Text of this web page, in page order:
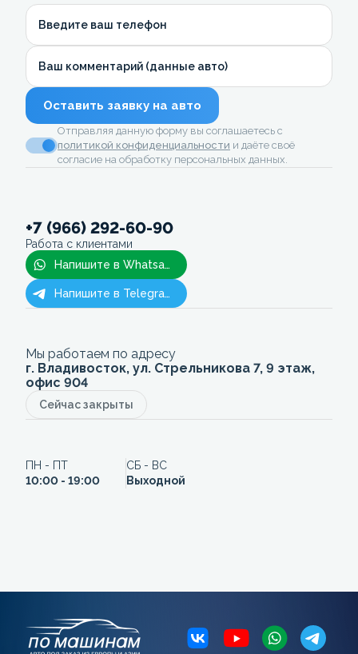
Введите ваш телефон
Ваш комментарий (данные авто)
Оставить заявку на авто
Отправляя данную форму вы соглашаетесь с
политикой конфиденциальности и даёте своё
согласие на обработку персональных данных.
+7 (966) 292-60-90
Работа с клиентами
Напишите в Whatsapp
Напишите в Telegram
Мы работаем по адресу
г. Владивосток, ул. Стрельникова 7, 9 этаж,
офис 904
Сейчас закрыты
ПН - ПТ
10:00 - 19:00
СБ - ВС
Выходной